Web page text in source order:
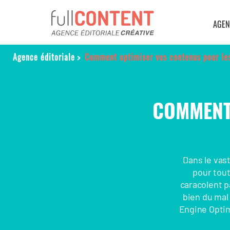
Agence éditoriale > Comment optimiser vos contenus pour
Dans le
pour
caracolent
bien du
Engine